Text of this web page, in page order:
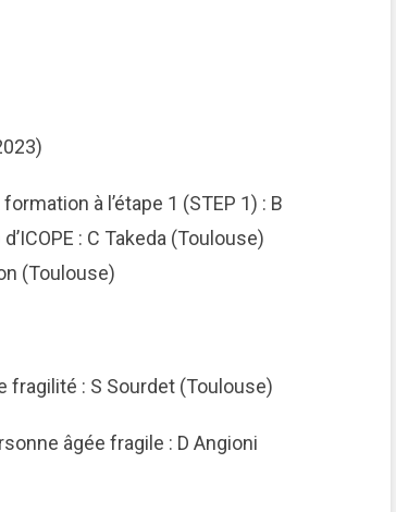
à l’étape 1 (STEP 1) : B
: C Takeda (Toulouse)
(Toulouse)
fragilité : S Sourdet (Toulouse)
âgée fragile : D Angioni